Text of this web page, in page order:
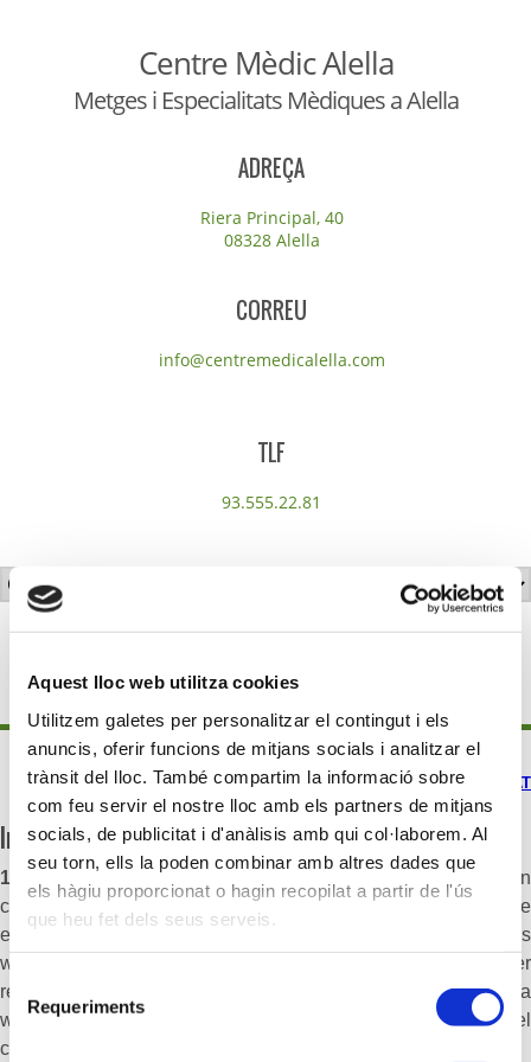
Aquest lloc web utilitza cookies
Utilitzem galetes per personalitzar el contingut i els
anuncis, oferir funcions de mitjans socials i analitzar el
trànsit del lloc. També compartim la informació sobre
com feu servir el nostre lloc amb els partners de mitjans
socials, de publicitat i d'anàlisis amb qui col·laborem. Al
seu torn, ells la poden combinar amb altres dades que
els hàgiu proporcionat o hagin recopilat a partir de l'ús
que heu fet dels seus serveis.
Selecció
Requeriments
Centre Mèdic Alella
Metges i Especialitats Mèdiques a Alella
ADREÇA
Riera Principal, 40
08328 Alella
CORREU
info@centremedicalella.com
TLF
93.555.22.81
Política de Cookies
ESP CAT
Informació de Cookies
1. Què són les cookies
Pràcticament totes les webs utilitzen
cookies. Una cookie és un arxiu de text d’ús generalitzat que
es descarrega al dispositiu de l’usuari quan navega pels llocs
web amb la finalitat d’emmagatzemar dades que podran ser
recuperades posteriorment, per a millorar el procès d’ús de la
web, recollir dades estadístiques d’utilització o mostrar el
contingut més rellevant a l’usuari.